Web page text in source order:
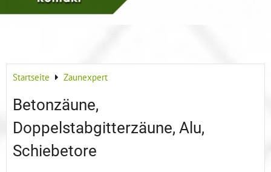
Startseite Zaunexpert
Betonzäune,
Doppelstabgitterzäune, Alu,
Schiebetore